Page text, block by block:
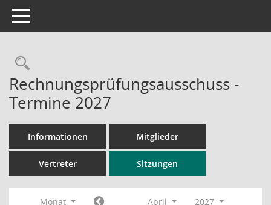
Toggle navigation
Rechercheauswahl
Rechnungsprüfungsausschuss -
Termine 2027
Informationen Mitglieder
Vertreter Sitzungen
Monat April
2027